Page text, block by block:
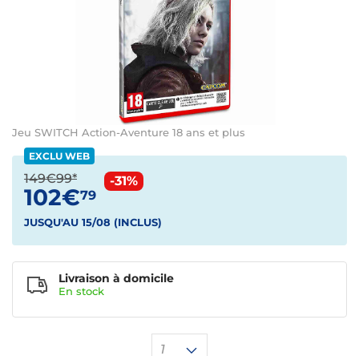
Jeu SWITCH Action-Aventure 18 ans et plus
EXCLU WEB
149€99*
102€79
-31%
JUSQU'AU 15/08 (INCLUS)
1
Livraison à domicile
En stock